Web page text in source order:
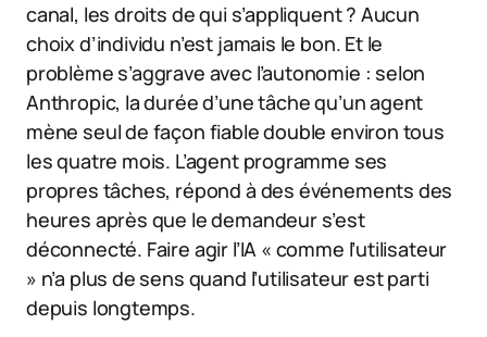
canal, les droits de qui s’appliquent ? Aucun
choix d’individu n’est jamais le bon. Et le
problème s’aggrave avec l’autonomie : selon
Anthropic, la durée d’une tâche qu’un agent
mène seul de façon fiable double environ tous
les quatre mois. L’agent programme ses
propres tâches, répond à des événements des
heures après que le demandeur s’est
déconnecté. Faire agir l’IA « comme l’utilisateur
» n’a plus de sens quand l’utilisateur est parti
depuis longtemps.